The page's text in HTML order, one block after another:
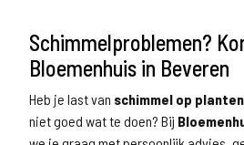
Schimmelproblemen?
Bloemenhuis in Beveren
Heb je last van schimmel op
niet goed wat te doen? Bij